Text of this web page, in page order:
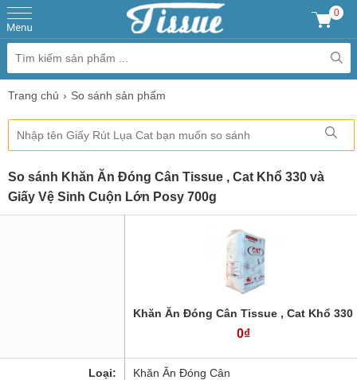
0
Trang chủ So sánh sản phẩm
So sánh Khăn Ăn Đóng Cân Tissue , Cat Khổ 330 và
Giấy Vệ Sinh Cuộn Lớn Posy 700g
Khăn Ăn Đóng Cân Tissue , Cat Khổ 330
0₫
Loại: Khăn Ăn Đóng Cân